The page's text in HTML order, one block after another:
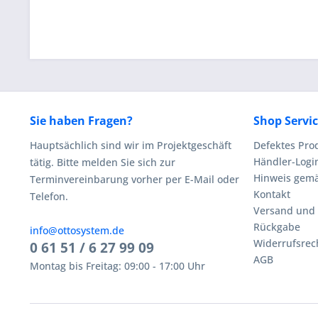
Sie haben Fragen?
Hauptsächlich sind wir im Projektgeschäft
tätig. Bitte melden Sie sich zur
Terminvereinbarung vorher per E-Mail oder
Telefon.
info@ottosystem.de
0 61 51 / 6 27 99 09
Montag bis Freitag: 09:00 - 17:00 Uhr
Shop
Defektes
Händler-
Hinweis
Kontakt
Versand
Rückgabe
AGB